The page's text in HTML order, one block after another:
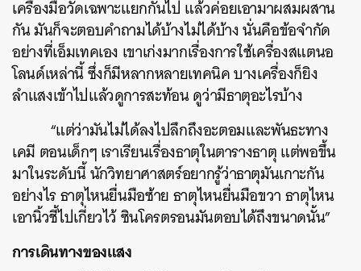
เครื่องมือวัดเฉพาะแยกกันไป แล้วค่อยเอามาผสมผสาน
กัน มันก็จะตอบคำถามได้บ้างไม่ได้บ้าง นั่นคือข้อจำกัด
อย่างที่เอ็มเทคเอง เขาเก่งมากเรื่องการใช้เครื่องสแตนอ
โลนด์เหล่านี้ ซึ่งก็มีหลากหลายเทคนิค บางเครื่องก็ยิง
ลำแสงเข้าไปแล้วดูการสะท้อน ดูว่ามีธาตุอะไรบ้าง
“แต่ว่ามันไม่ได้ลงไปลึกถึงอะตอมและพันธะทาง
เคมี ตอนเด็กๆ เราเรียนเรื่องธาตุในตารางธาตุ แต่พอขึ้น
มาในระดับนี้ นักวิทยาศาสตร์อยากรู้ว่าธาตุมันเกาะกัน
อย่างไร ธาตุไหนยื่นมือซ้าย ธาตุไหนยื่นมือขวา ธาตุไหน
เอานิ้วชี้ไปเกี่ยวไว้ ซินโครตรอนมันตอบได้ถึงขนาดนั้น”
การเดินทางของแสง